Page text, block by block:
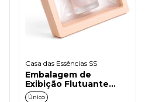
Casa das Essências SS
Embalagem de
Exibição Flutuante
11x11cm Nude
Único